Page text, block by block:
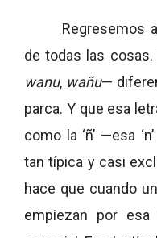
Regresemos
de todas las
wanu, wañu—
parca. Y que esa
como la ‘ñ’ —esa
tan típica y casi
hace que cuando
empiezan por